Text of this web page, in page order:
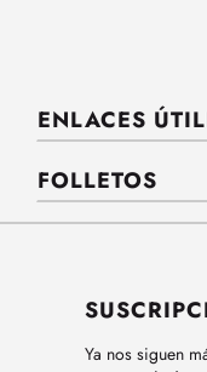
ENLACES
FOLLETOS
Ya nos siguen